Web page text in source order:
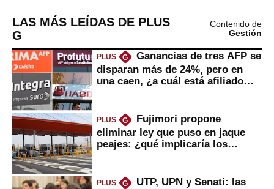
LAS MÁS LEÍDAS DE PLUS
G
Contenido de
Gestión
PLUS G
Ganancias de tres AFP se
disparan más de 24%, pero en
una caen, ¿a cuál está afiliado
PLUS G
Fujimori propone
eliminar ley que puso en jaque
peajes: ¿qué implicaría los
PLUS G
UTP, UPN y Senati: las